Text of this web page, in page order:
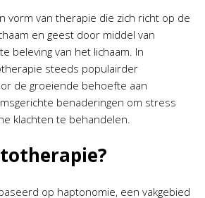
vorm van therapie die zich richt op de
en geest door middel van
beleving van het lichaam. In
steeds populairder
de groeiende behoefte aan
benaderingen om stress
klachten te behandelen.
op haptonomie, een vakgebied